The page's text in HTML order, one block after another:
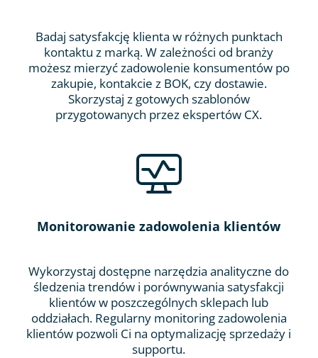
Badaj satysfakcję klienta w różnych punktach
kontaktu z marką. W zależności od branży
możesz mierzyć zadowolenie konsumentów po
zakupie, kontakcie z BOK, czy dostawie.
Skorzystaj z gotowych szablonów
przygotowanych przez ekspertów CX.
Monitorowanie zadowolenia klientów
Wykorzystaj dostępne narzędzia analityczne do
śledzenia trendów i porównywania satysfakcji
klientów w poszczególnych sklepach lub
oddziałach. Regularny monitoring zadowolenia
klientów pozwoli Ci na optymalizację sprzedaży i
supportu.